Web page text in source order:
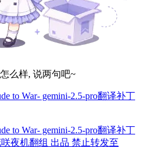
么样, 说两句吧~
to War- gemini-2.5-pro翻译补丁
to War- gemini-2.5-pro翻译补丁
夜机翻组 出品 禁止转发至